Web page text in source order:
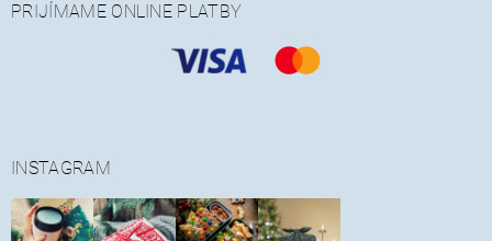
PRIJÍMAME ONLINE PLATBY
INSTAGRAM